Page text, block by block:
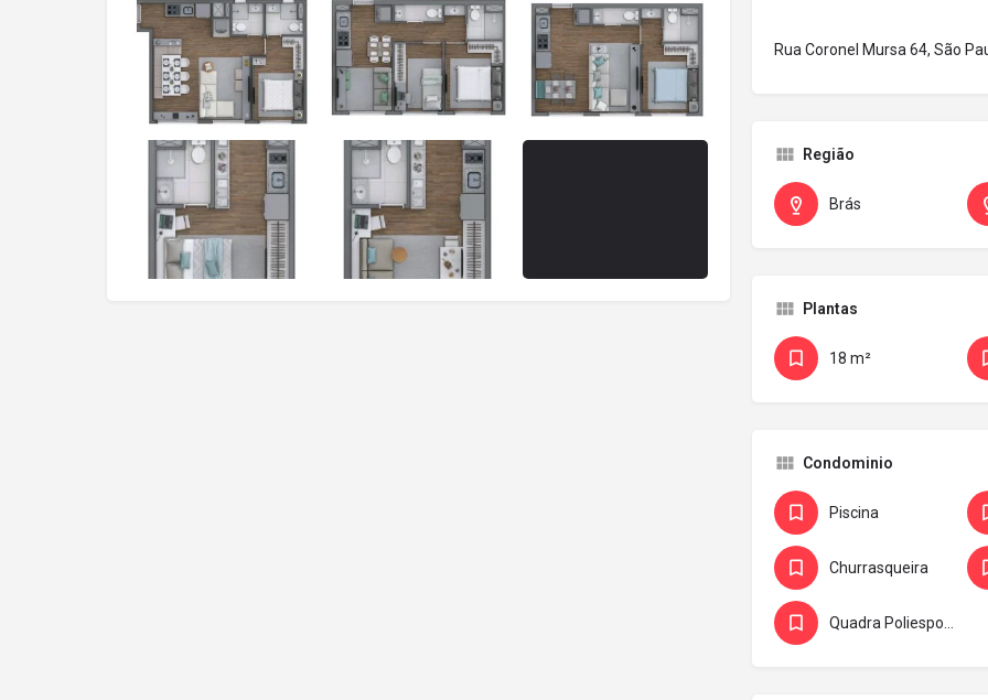
Rua Coronel Mursa 64, São
Região
Brás
Plantas
18 m²
Condominio
Piscina
Churrasqueira
Quadra Poliesportiva